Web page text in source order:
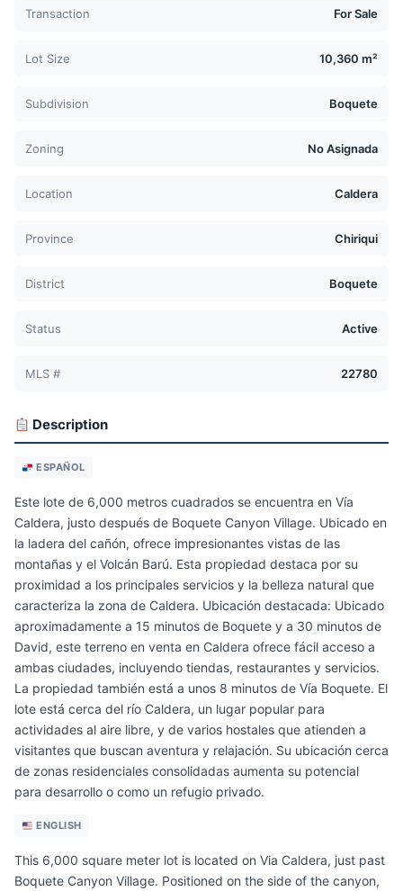
Transaction For Sale
Lot Size 10,360 m²
Subdivision Boquete
Zoning No Asignada
Location Caldera
Province Chiriqui
District Boquete
Status Active
MLS # 22780
Description
ESPAÑOL
Este lote de 6,000 metros cuadrados se encuentra en Vía
Caldera, justo después de Boquete Canyon Village. Ubicado en
la ladera del cañón, ofrece impresionantes vistas de las
montañas y el Volcán Barú. Esta propiedad destaca por su
proximidad a los principales servicios y la belleza natural que
caracteriza la zona de Caldera. Ubicación destacada: Ubicado
aproximadamente a 15 minutos de Boquete y a 30 minutos de
David, este terreno en venta en Caldera ofrece fácil acceso a
ambas ciudades, incluyendo tiendas, restaurantes y servicios.
La propiedad también está a unos 8 minutos de Vía Boquete. El
lote está cerca del río Caldera, un lugar popular para
actividades al aire libre, y de varios hostales que atienden a
visitantes que buscan aventura y relajación. Su ubicación cerca
de zonas residenciales consolidadas aumenta su potencial
para desarrollo o como un refugio privado.
ENGLISH
This 6,000 square meter lot is located on Via Caldera, just past
Boquete Canyon Village. Positioned on the side of the canyon,